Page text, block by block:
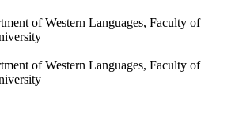
of Western Languages, Faculty of
of Western Languages, Faculty of